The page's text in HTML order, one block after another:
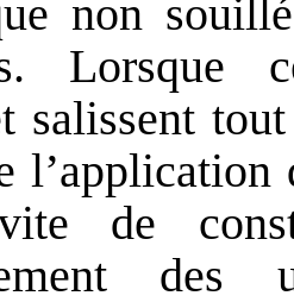
non
Lorsque
salissent
de